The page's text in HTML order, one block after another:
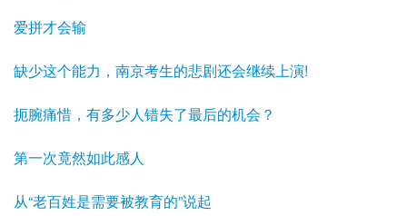
爱拼才会输
缺少这个能力，南京考生的悲剧还会继续上演!
扼腕痛惜，有多少人错失了最后的机会？
第一次竟然如此感人
从“老百姓是需要被教育的”说起